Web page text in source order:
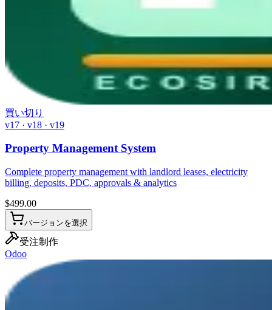
買い切り
v17 · v18 · v19
Property Management System
Complete property management with landlord leases, electricity
billing, deposits, PDC, approvals & analytics
$499.00
バージョンを選択
受注制作
Odoo